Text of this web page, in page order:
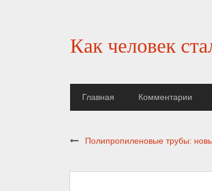
Как человек
Главная Комментарии
Полипропиленовые трубы: